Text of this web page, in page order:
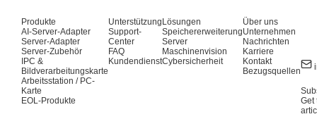
Produkte
AI-Server-Adapter
Server-Adapter
Server-Zubehör
IPC &
Bildverarbeitungskarte
Arbeitsstation / PC-
Karte
EOL-Produkte
Unterstützung
Support-
Center
FAQ
Kundendienst
Lösungen
Speichererweiterung
Server
Maschinenvision
Cybersicherheit
Über uns
Unternehmen
Nachrichten
Karriere
Kontakt
Bezugsquellen
Get